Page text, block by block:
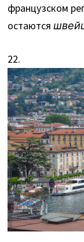
французском
остаются
22.